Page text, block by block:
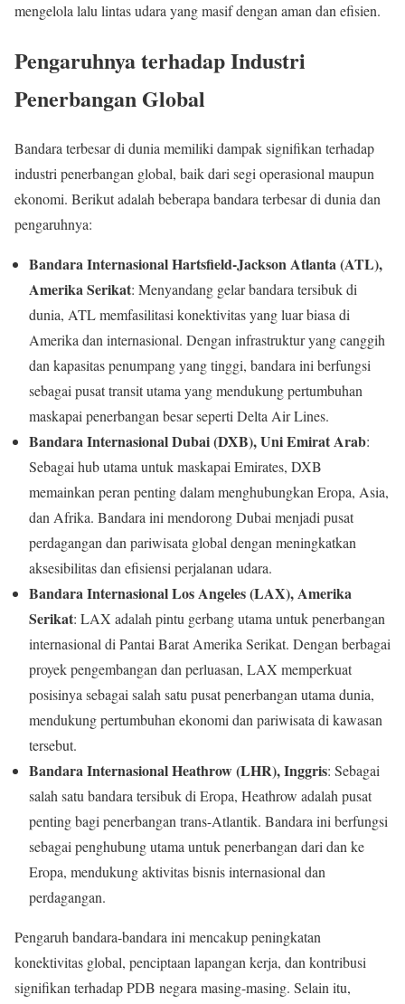
mengelola lalu lintas udara yang masif dengan aman dan efisien.
Pengaruhnya terhadap Industri
Penerbangan Global
Bandara terbesar di dunia memiliki dampak signifikan terhadap
industri penerbangan global, baik dari segi operasional maupun
ekonomi. Berikut adalah beberapa bandara terbesar di dunia dan
pengaruhnya:
Bandara Internasional Hartsfield-Jackson Atlanta (ATL),
Amerika Serikat: Menyandang gelar bandara tersibuk di
dunia, ATL memfasilitasi konektivitas yang luar biasa di
Amerika dan internasional. Dengan infrastruktur yang canggih
dan kapasitas penumpang yang tinggi, bandara ini berfungsi
sebagai pusat transit utama yang mendukung pertumbuhan
maskapai penerbangan besar seperti Delta Air Lines.
Bandara Internasional Dubai (DXB), Uni Emirat Arab:
Sebagai hub utama untuk maskapai Emirates, DXB
memainkan peran penting dalam menghubungkan Eropa, Asia,
dan Afrika. Bandara ini mendorong Dubai menjadi pusat
perdagangan dan pariwisata global dengan meningkatkan
aksesibilitas dan efisiensi perjalanan udara.
Bandara Internasional Los Angeles (LAX), Amerika
Serikat: LAX adalah pintu gerbang utama untuk penerbangan
internasional di Pantai Barat Amerika Serikat. Dengan berbagai
proyek pengembangan dan perluasan, LAX memperkuat
posisinya sebagai salah satu pusat penerbangan utama dunia,
mendukung pertumbuhan ekonomi dan pariwisata di kawasan
tersebut.
Bandara Internasional Heathrow (LHR), Inggris: Sebagai
salah satu bandara tersibuk di Eropa, Heathrow adalah pusat
penting bagi penerbangan trans-Atlantik. Bandara ini berfungsi
sebagai penghubung utama untuk penerbangan dari dan ke
Eropa, mendukung aktivitas bisnis internasional dan
perdagangan.
Pengaruh bandara-bandara ini mencakup peningkatan
konektivitas global, penciptaan lapangan kerja, dan kontribusi
signifikan terhadap PDB negara masing-masing. Selain itu,